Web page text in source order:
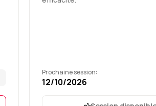
Un
Prochaine session:
12/10/2026